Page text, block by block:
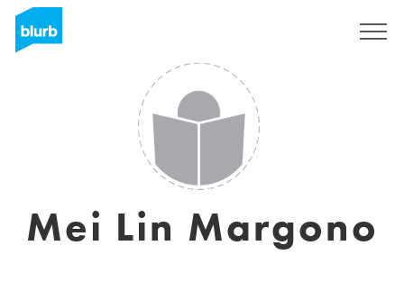
Mei Lin Margono